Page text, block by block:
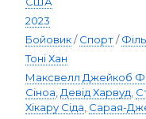
2023
Бойовик/Спорт/
Тоні Хан
Максвелл Джейкоб
Сіноа Девід Харвуд
Хікару Сіда Сарая-